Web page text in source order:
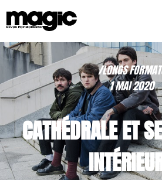
/LONGS
1 MAI 2020
CATHÉDRALE ET